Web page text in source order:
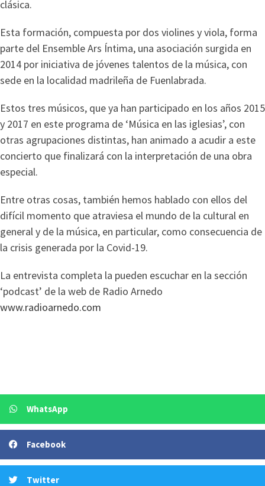
clásica.
Esta formación, compuesta por dos violines y viola, forma
parte del Ensemble Ars Íntima, una asociación surgida en
2014 por iniciativa de jóvenes talentos de la música, con
sede en la localidad madrileña de Fuenlabrada.
Estos tres músicos, que ya han participado en los años 2015
y 2017 en este programa de ‘Música en las iglesias’, con
otras agrupaciones distintas, han animado a acudir a este
concierto que finalizará con la interpretación de una obra
especial.
Entre otras cosas, también hemos hablado con ellos del
difícil momento que atraviesa el mundo de la cultural en
general y de la música, en particular, como consecuencia de
la crisis generada por la Covid-19.
La entrevista completa la pueden escuchar en la sección
‘podcast’ de la web de Radio Arnedo
www.radioarnedo.com
WhatsApp
Facebook
Twitter